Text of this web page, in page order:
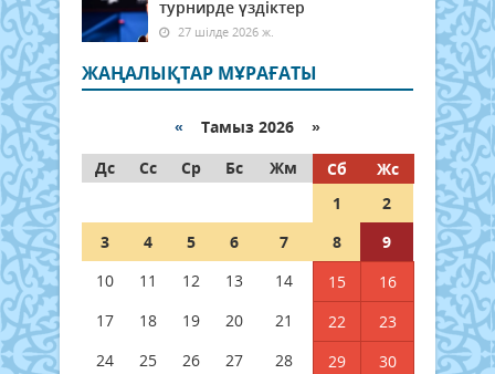
турнирде үздіктер
27 шілде 2026 ж.
ЖАҢАЛЫҚТАР МҰРАҒАТЫ
« Тамыз 2026 »
Дс
Сс Ср Бс Жм Сб
Жс
1
2
3
4 5 6 7 8
9
10
11 12 13 14 15
16
17
18 19 20 21 22
23
24
25 26 27 28 29
30